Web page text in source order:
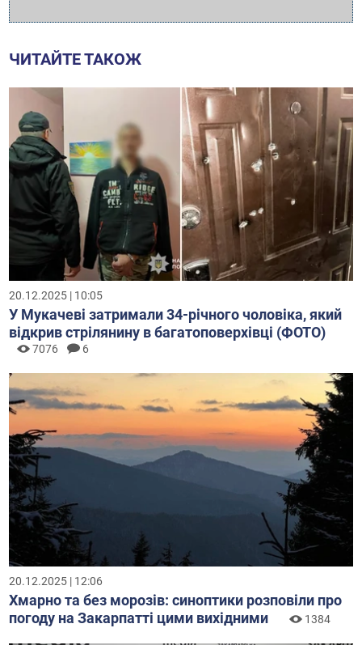
ЧИТАЙТЕ ТАКОЖ
20.12.2025 | 10:05
У Мукачеві затримали 34-річного чоловіка, який
відкрив стрілянину в багатоповерхівці (ФОТО)
7076 6
20.12.2025 | 12:06
Хмарно та без морозів: синоптики розповіли про
погоду на Закарпатті цими вихідними
1384